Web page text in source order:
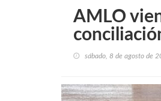
AMLO
sábado, 8 de agosto de